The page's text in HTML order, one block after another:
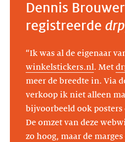
Dennis Brouwer
registreerde
“Ik was al de eigenaar
winkelstickers.nl. Met
meer de breedte in. Via
verkoop ik niet alleen
bijvoorbeeld ook
De omzet van deze
zo hoog, maar de